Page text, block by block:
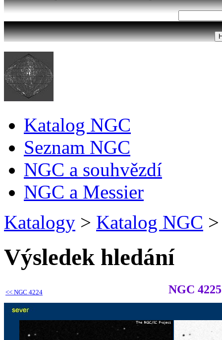
Katalog NGC
Seznam NGC
NGC a souhvězdí
NGC a Messier
Katalogy > Katalog NGC >
Výsledek hledání
<< NGC 4224 NGC 4225